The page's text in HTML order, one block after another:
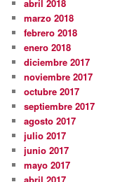
abril 2018
marzo 2018
febrero 2018
enero 2018
diciembre 2017
noviembre 2017
octubre 2017
septiembre 2017
agosto 2017
julio 2017
junio 2017
mayo 2017